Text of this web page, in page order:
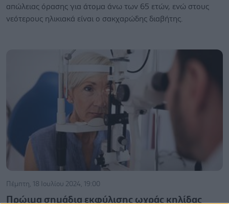
απώλειας όρασης για άτομα άνω των 65 ετών, ενώ στους
νεότερους ηλικιακά είναι ο σακχαρώδης διαβήτης.
Πέμπτη, 18 Ιουλίου 2024, 19:00
Πρώιμα σημάδια εκφύλισης ωχράς κηλίδας